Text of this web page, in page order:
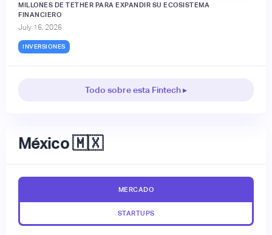
MILLONES DE TETHER PARA EXPANDIR SU ECOSISTEMA
FINANCIERO
July 16, 2026
INVERSIONES
Todo sobre esta Fintech ▸
México 🇲🇽
MERCADO
STARTUPS